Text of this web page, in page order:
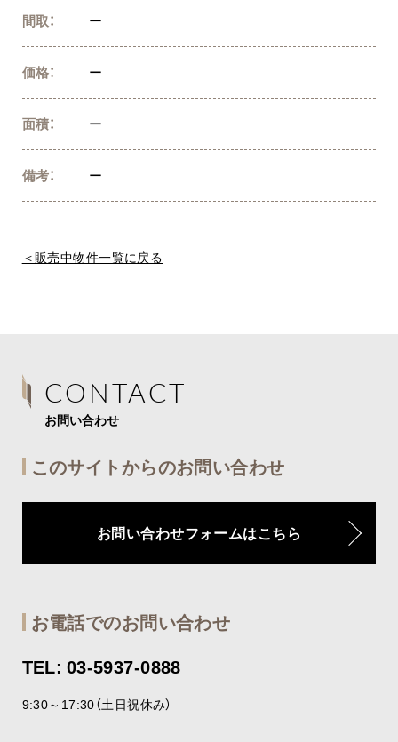
間取： ー
価格： ー
面積： ー
備考： ー
＜販売中物件一覧に戻る
CONTACT
お問い合わせ
このサイトからのお問い合わせ
お問い合わせフォームはこちら
お電話でのお問い合わせ
TEL: 03-5937-0888
9:30～17:30（土日祝休み）